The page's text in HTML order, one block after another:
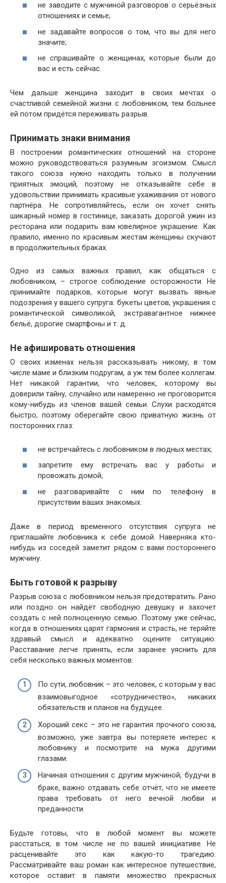
не заводите с мужчиной разговоров о серьёзных
отношениях и семье;
не задавайте вопросов о том, что вы для него
значите;
не спрашивайте о женщинах, которые были до
вас и есть сейчас.
Чем дальше женщина заходит в своих мечтах о
счастливой семейной жизни с любовником, тем больнее
ей потом придётся переживать разрыв.
Принимать знаки внимания
В построении романтических отношений на стороне
можно руководствоваться разумным эгоизмом. Смысл
такого союза нужно находить только в получении
приятных эмоций, поэтому не отказывайте себе в
удовольствии принимать красивые ухаживания от нового
партнёра. Не сопротивляйтесь, если он хочет снять
шикарный номер в гостинице, заказать дорогой ужин из
ресторана или подарить вам ювелирное украшение. Как
правило, именно по красивым жестам женщины скучают
в продолжительных браках.
Одно из самых важных правил, как общаться с
любовником, – строгое соблюдение осторожности. Не
принимайте подарков, которые могут вызвать явные
подозрения у вашего супруга: букеты цветов, украшения с
романтической символикой, экстравагантное нижнее
бельё, дорогие смартфоны и т. д.
Не афишировать отношения
О своих изменах нельзя рассказывать никому, в том
числе маме и близким подругам, а уж тем более коллегам.
Нет никакой гарантии, что человек, которому вы
доверили тайну, случайно или намеренно не проговорится
кому-нибудь из членов вашей семьи. Слухи расходятся
быстро, поэтому оберегайте свою приватную жизнь от
посторонних глаз:
не встречайтесь с любовником в людных местах;
запретите ему встречать вас у работы и
провожать домой;
не разговаривайте с ним по телефону в
присутствии ваших знакомых.
Даже в период временного отсутствия супруга не
приглашайте любовника к себе домой. Наверняка кто-
нибудь из соседей заметит рядом с вами постороннего
мужчину.
Быть готовой к разрыву
Разрыв союза с любовником нельзя предотвратить. Рано
или поздно он найдёт свободную девушку и захочет
создать с ней полноценную семью. Поэтому уже сейчас,
когда в отношениях царят гармония и страсть, не теряйте
здравый смысл и адекватно оцените ситуацию.
Расставание легче принять, если заранее уяснить для
себя несколько важных моментов:
По сути, любовник – это человек, с которым у вас
взаимовыгодное «сотрудничество», никаких
обязательств и планов на будущее.
Хороший секс – это не гарантия прочного союза,
возможно, уже завтра вы потеряете интерес к
любовнику и посмотрите на мужа другими
глазами.
Начиная отношения с другим мужчиной, будучи в
браке, важно отдавать себе отчёт, что не имеете
права требовать от него вечной любви и
преданности.
Будьте готовы, что в любой момент вы можете
расстаться, в том числе не по вашей инициативе. Не
расценивайте это как какую-то трагедию.
Рассматривайте ваш роман как интересное путешествие,
которое оставит в памяти множество прекрасных